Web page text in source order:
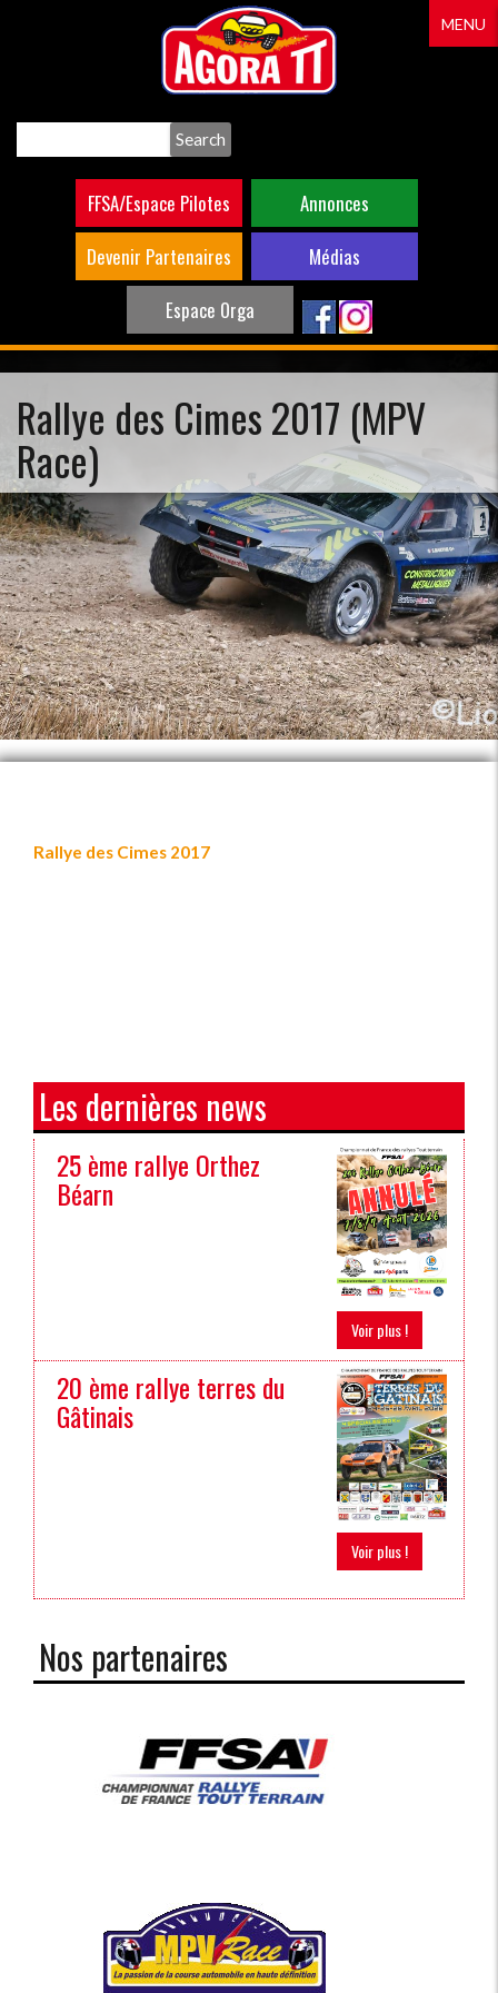
FFSA/Espace Pilotes
Annonces
Devenir Partenaires
Médias
Espace Orga
MENU
Rallye des Cimes 2017 (MPV
Race)
Rallye des Cimes 2017
Les dernières news
25 ème rallye Orthez
Béarn
Voir plus !
20 ème rallye terres du
Gâtinais
Voir plus !
Nos partenaires